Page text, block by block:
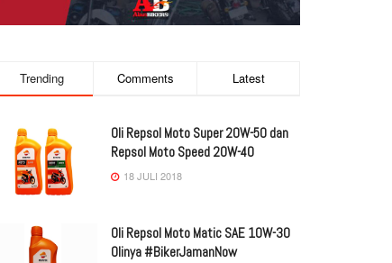
Trending Comments Latest
Oli Repsol Moto Super 20W-50 dan
Repsol Moto Speed 20W-40
18 JULI 2018
Oli Repsol Moto Matic SAE 10W-30
Olinya #BikerJamanNow